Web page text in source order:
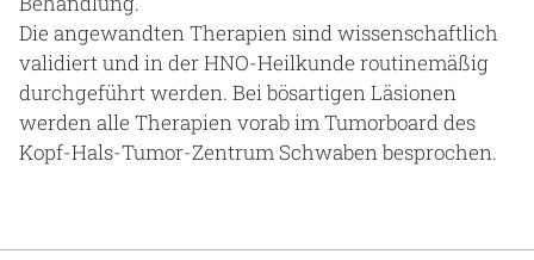
Die angewandten Therapien sind wissenschaftlich
validiert und in der HNO-Heilkunde routinemäßig
durchgeführt werden. Bei bösartigen Läsionen
werden alle Therapien vorab im Tumorboard des
Kopf-Hals-Tumor-Zentrum Schwaben besprochen.